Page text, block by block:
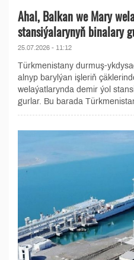
Ahal, Balkan we Mary
stansiýalarynyň binalary
25.07.2026 - 11:12
Türkmenistany durmuş-
alnyp barylýan işleriň
welaýatlarynda demir ýol
gurlar. Bu barada